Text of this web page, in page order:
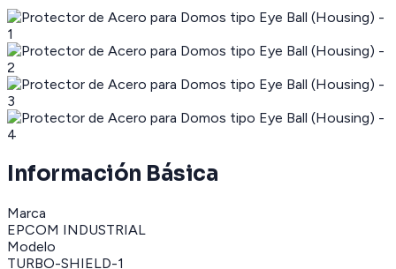
Información Básica
Marca
EPCOM INDUSTRIAL
Modelo
TURBO-SHIELD-1